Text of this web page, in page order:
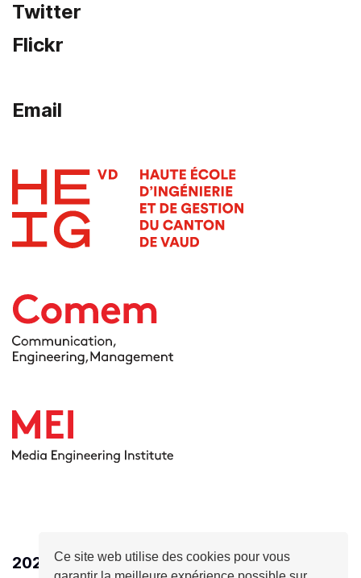
Ce site web utilise des cookies pour vous
Twitter
Flickr
Email
2026 - HEIG-VD - Ingénierie des médias